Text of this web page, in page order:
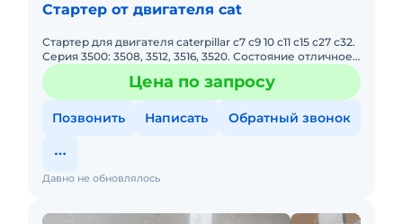
Стартер от двигателя cat
Стартер для двигателя caterpillar c7 c9 10 c11 c15 с27 с32.
Серия 3500: 3508, 3512, 3516, 3520. Состояние отличное.
24 вольта. 7.5 kw. Оригинал! Приобретался у
Цена по запросу
Позвонить Написать Обратный звонок
Давно не обновлялось